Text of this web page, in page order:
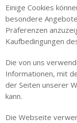
Einige Cookies
besondere
Präferenzen
Kaufbedingungen
Die von uns
Informationen, mit
der Seiten unserer
kann.
Die Webseite